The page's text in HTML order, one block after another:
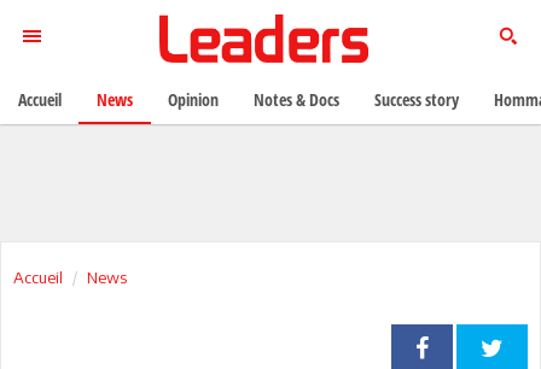
Accueil News
Accueil News Opinion Notes & Docs Success story